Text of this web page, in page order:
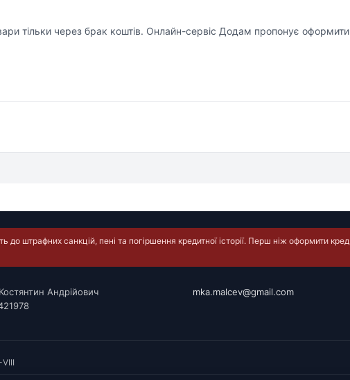
тільки через брак коштів. Онлайн-сервіс Додам пропонує
штрафних санкцій, пені та погіршення кредитної історії. Перш ніж оформити
Андрійович
mka.malcev@gmail.com